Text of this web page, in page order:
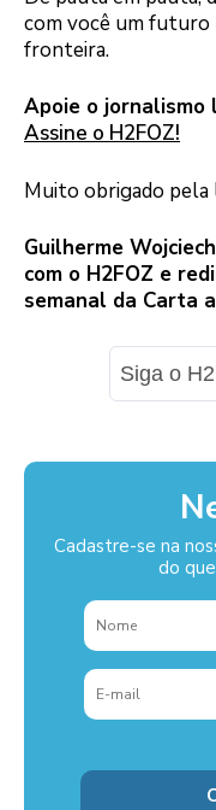
com você um futuro
fronteira.
Apoie o
Assine o H2FOZ!
Muito obrigado pela
Guilherme
com o H2FOZ e
semanal da Carta
Siga o
Cadastre-se na
do